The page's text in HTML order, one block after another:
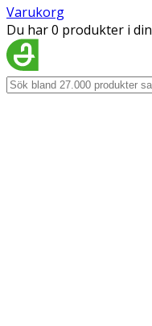
Varukorg
Du har 0 produkter i